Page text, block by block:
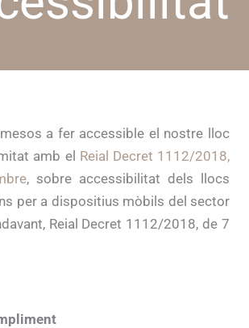
a fer accessible el nostre lloc
amb el Reial Decret 1112/2018,
, sobre accessibilitat dels llocs
per a dispositius mòbils del sector
Reial Decret 1112/2018, de 7